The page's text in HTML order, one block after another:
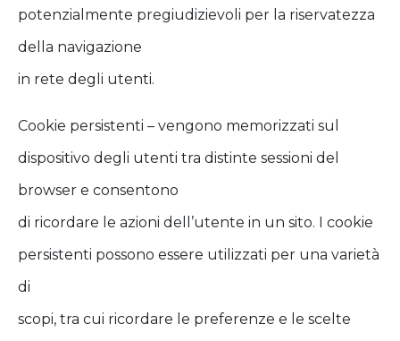
potenzialmente pregiudizievoli per la riservatezza
della navigazione
in rete degli utenti.
Cookie persistenti – vengono memorizzati sul
dispositivo degli utenti tra distinte sessioni del
browser e consentono
di ricordare le azioni dell’utente in un sito. I cookie
persistenti possono essere utilizzati per una varietà
di
scopi, tra cui ricordare le preferenze e le scelte